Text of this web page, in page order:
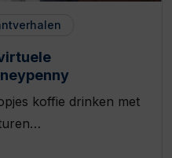
koffie drinken met